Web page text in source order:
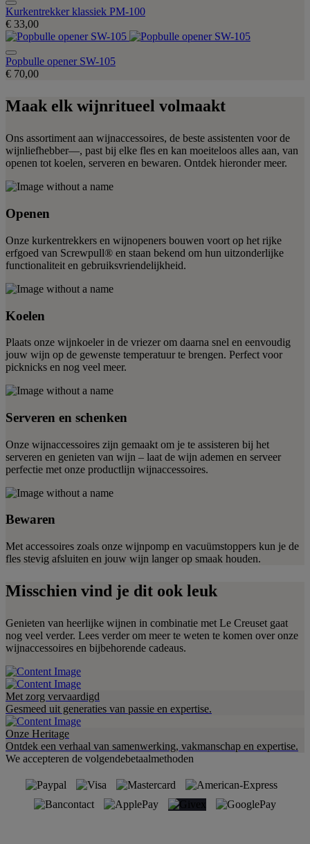
Kurkentrekker klassiek PM-100
€ 33,00
Popbulle opener SW-105
€ 70,00
Maak elk wijnritueel volmaakt
Ons assortiment aan wijnaccessoires, de beste assistenten voor de
wijnliefhebber—, past bij elke fles en kan moeiteloos alles aan, van
openen tot koelen, serveren en bewaren. Ontdek hieronder meer.
Openen
Onze kurkentrekkers en wijnopeners bouwen voort op het rijke
erfgoed van Screwpull® en staan bekend om hun uitzonderlijke
functionaliteit en gebruiksvriendelijkheid.
Koelen
Plaats onze wijnkoeler in de vriezer om daarna snel en eenvoudig
jouw wijn op de gewenste temperatuur te brengen. Perfect voor
picknicks en nog veel meer.
Serveren en schenken
Onze wijnaccessoires zijn gemaakt om je te assisteren bij het
serveren en genieten van wijn – laat de wijn ademen en serveer
perfectie met onze productlijn wijnaccessoires.
Bewaren
Met accessoires zoals onze wijnpomp en vacuümstoppers kun je de
fles stevig afsluiten en jouw wijn langer op smaak houden.
Misschien vind je dit ook leuk
Genieten van heerlijke wijnen in combinatie met Le Creuset gaat
nog veel verder. Lees verder om meer te weten te komen over onze
wijnaccessoires en bijbehorende cadeaus.
Met zorg vervaardigd
Gesmeed uit generaties van passie en expertise.
Onze Heritage
Ontdek een verhaal van samenwerking, vakmanschap en expertise.
We accepteren de volgendebetaalmethoden